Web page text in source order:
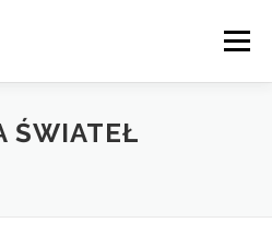
Menu
ELEKTRYK SAMOCHODOWY
ŚWIATEŁ